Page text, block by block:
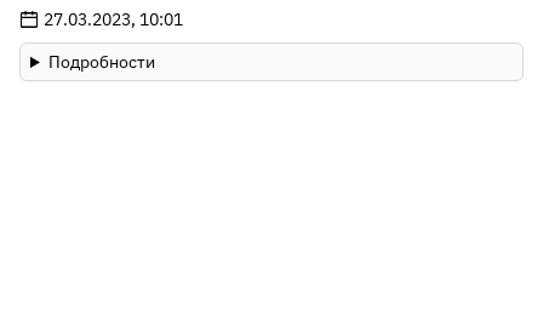
27.03.2023, 10:01
Подробности